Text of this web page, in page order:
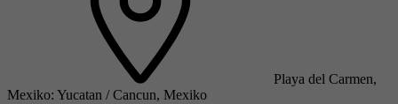
Playa del Carmen,
Mexiko: Yucatan / Cancun, Mexiko